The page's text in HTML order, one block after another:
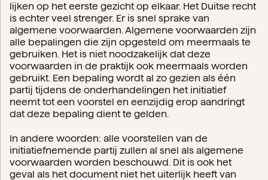
lijken op het eerste gezicht op elkaar. Het Duitse recht
is echter veel strenger. Er is snel sprake van
algemene voorwaarden. Algemene voorwaarden zijn
alle bepalingen die zijn opgesteld om meermaals te
gebruiken. Het is niet noodzakelijk dat deze
voorwaarden in de praktijk ook meermaals worden
gebruikt. Een bepaling wordt al zo gezien als één
partij tijdens de onderhandelingen het initiatief
neemt tot een voorstel en eenzijdig erop aandringt
dat deze bepaling dient te gelden.
In andere woorden: alle voorstellen van de
initiatiefnemende partij zullen al snel als algemene
voorwaarden worden beschouwd. Dit is ook het
geval als het document niet het uiterlijk heeft van